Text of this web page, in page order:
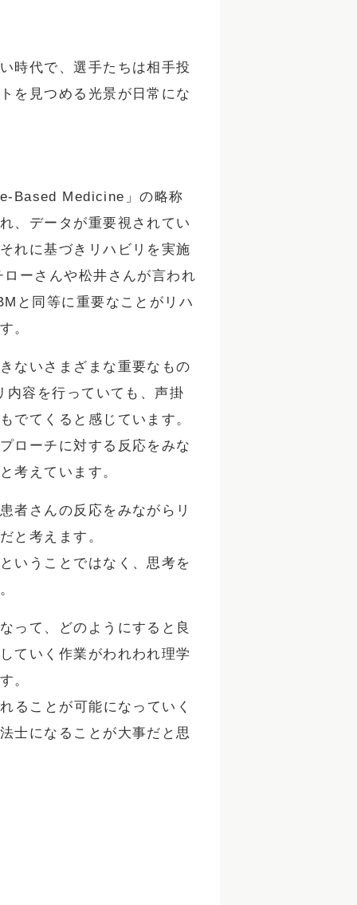
時代で、選手たちは相手投
を見つめる光景が日常にな
Based Medicine」の略称
、データが重要視されてい
れに基づきリハビリを実施
ーさんや松井さんが言われ
と同等に重要なことがリハ
。
ないさまざまな重要なもの
内容を行っていても、声掛
でてくると感じています。
ローチに対する反応をみな
考えています。
さんの反応をみながらリ
と考えます。
いうことではなく、思考を
って、どのようにすると良
ていく作業がわれわれ理学
。
ことが可能になっていく
士になることが大事だと思